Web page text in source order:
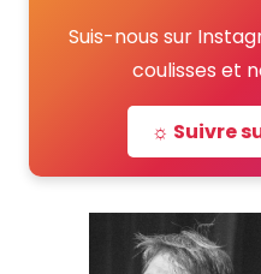
Suis-nous sur
coulisses et
☼ Suivre